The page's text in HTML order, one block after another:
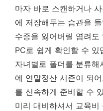
마자 바로 스캔하거나
에 저장해두는 습관을
수증을 잃어버릴 염려
PC로 쉽게 확인할 수 있
자녀별로 폴더를 분류
에 연말정산 시즌이 되
를 신속하게 준비할 수
미리 대비하셔서 교육